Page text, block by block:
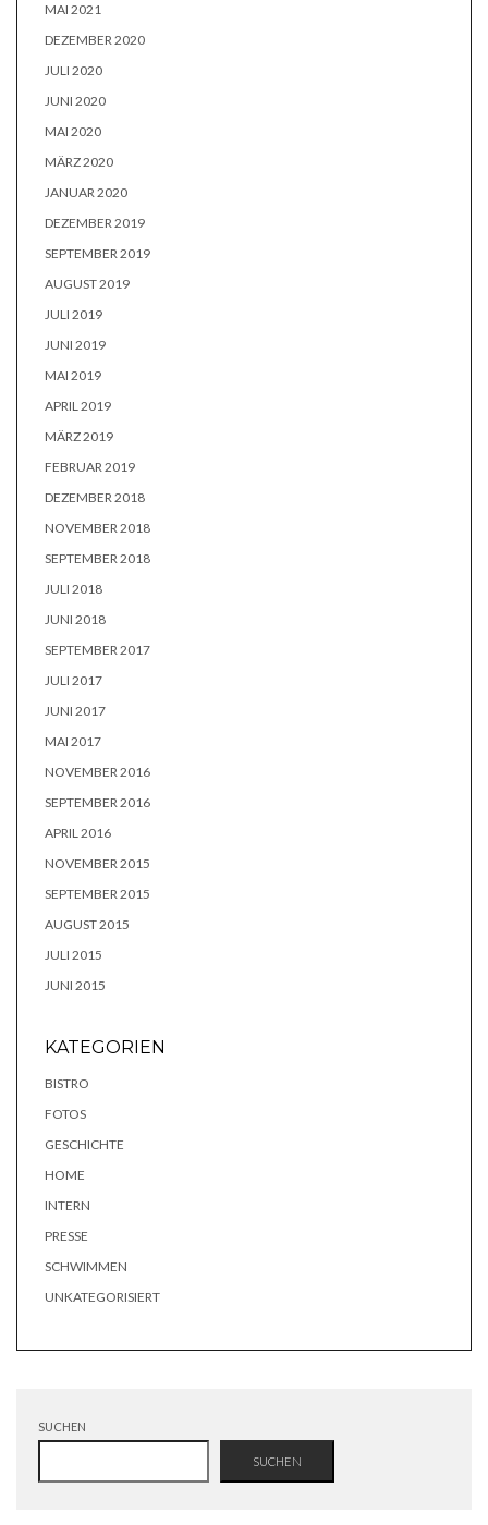
MAI 2021
DEZEMBER 2020
JULI 2020
JUNI 2020
MAI 2020
MÄRZ 2020
JANUAR 2020
DEZEMBER 2019
SEPTEMBER 2019
AUGUST 2019
JULI 2019
JUNI 2019
MAI 2019
APRIL 2019
MÄRZ 2019
FEBRUAR 2019
DEZEMBER 2018
NOVEMBER 2018
SEPTEMBER 2018
JULI 2018
JUNI 2018
SEPTEMBER 2017
JULI 2017
JUNI 2017
MAI 2017
NOVEMBER 2016
SEPTEMBER 2016
APRIL 2016
NOVEMBER 2015
SEPTEMBER 2015
AUGUST 2015
JULI 2015
JUNI 2015
KATEGORIEN
BISTRO
FOTOS
GESCHICHTE
HOME
INTERN
PRESSE
SCHWIMMEN
UNKATEGORISIERT
SUCHEN
SUCHEN